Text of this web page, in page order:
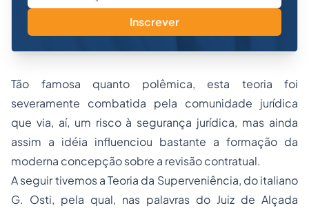
Inscrever
Tão famosa quanto polêmica, esta teoria foi
severamente combatida pela comunidade jurídica
que via, aí, um risco à segurança jurídica, mas ainda
assim a idéia influenciou bastante a formação da
moderna concepção sobre a revisão contratual.
A seguir tivemos a Teoria da Superveniência, do italiano
G. Osti, pela qual, nas palavras do Juiz de Alçada